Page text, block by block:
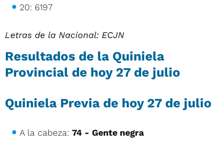
20: 6197
Letras de la Nacional: ECJN
Resultados de la Quiniela
Provincial de hoy27 de julio
Quiniela Previa de hoy 27 de julio
A la cabeza: 74 - Gente negra